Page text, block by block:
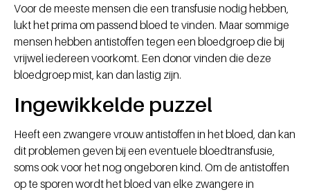
Voor de meeste mensen die een transfusie nodig hebben,
lukt het prima om passend bloed te vinden. Maar sommige
mensen hebben antistoffen tegen een bloedgroep die bij
vrijwel iedereen voorkomt. Een donor vinden die deze
bloedgroep mist, kan dan lastig zijn.
Ingewikkelde puzzel
Heeft een zwangere vrouw antistoffen in het bloed, dan kan
dit problemen geven bij een eventuele bloedtransfusie,
soms ook voor het nog ongeboren kind. Om de antistoffen
op te sporen wordt het bloed van elke zwangere in